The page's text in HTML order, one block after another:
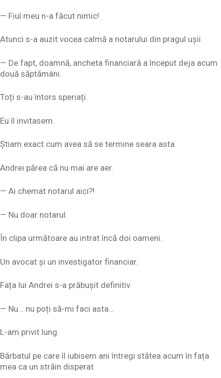
— Fiul meu n-a făcut nimic!
Atunci s-a auzit vocea calmă a notarului din pragul ușii.
— De fapt, doamnă, ancheta financiară a început deja acum
două săptămâni.
Toți s-au întors speriați.
Eu îl invitasem.
Știam exact cum avea să se termine seara asta.
Andrei părea că nu mai are aer.
— Ai chemat notarul aici?!
— Nu doar notarul.
În clipa următoare au intrat încă doi oameni.
Un avocat și un investigator financiar.
Fața lui Andrei s-a prăbușit definitiv.
— Nu… nu poți să-mi faci asta…
L-am privit lung.
Bărbatul pe care îl iubisem ani întregi stătea acum în fața
mea ca un străin disperat.